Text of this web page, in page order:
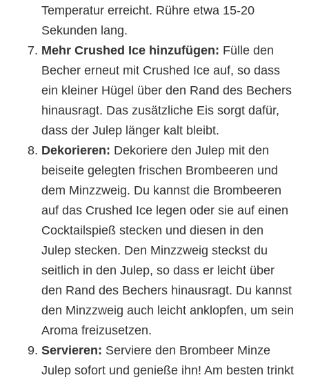
Temperatur erreicht. Rühre etwa 15-20
Sekunden lang.
Mehr Crushed Ice hinzufügen: Fülle den
Becher erneut mit Crushed Ice auf, so dass
ein kleiner Hügel über den Rand des Bechers
hinausragt. Das zusätzliche Eis sorgt dafür,
dass der Julep länger kalt bleibt.
Dekorieren: Dekoriere den Julep mit den
beiseite gelegten frischen Brombeeren und
dem Minzzweig. Du kannst die Brombeeren
auf das Crushed Ice legen oder sie auf einen
Cocktailspieß stecken und diesen in den
Julep stecken. Den Minzzweig steckst du
seitlich in den Julep, so dass er leicht über
den Rand des Bechers hinausragt. Du kannst
den Minzzweig auch leicht anklopfen, um sein
Aroma freizusetzen.
Servieren: Serviere den Brombeer Minze
Julep sofort und genieße ihn! Am besten trinkt